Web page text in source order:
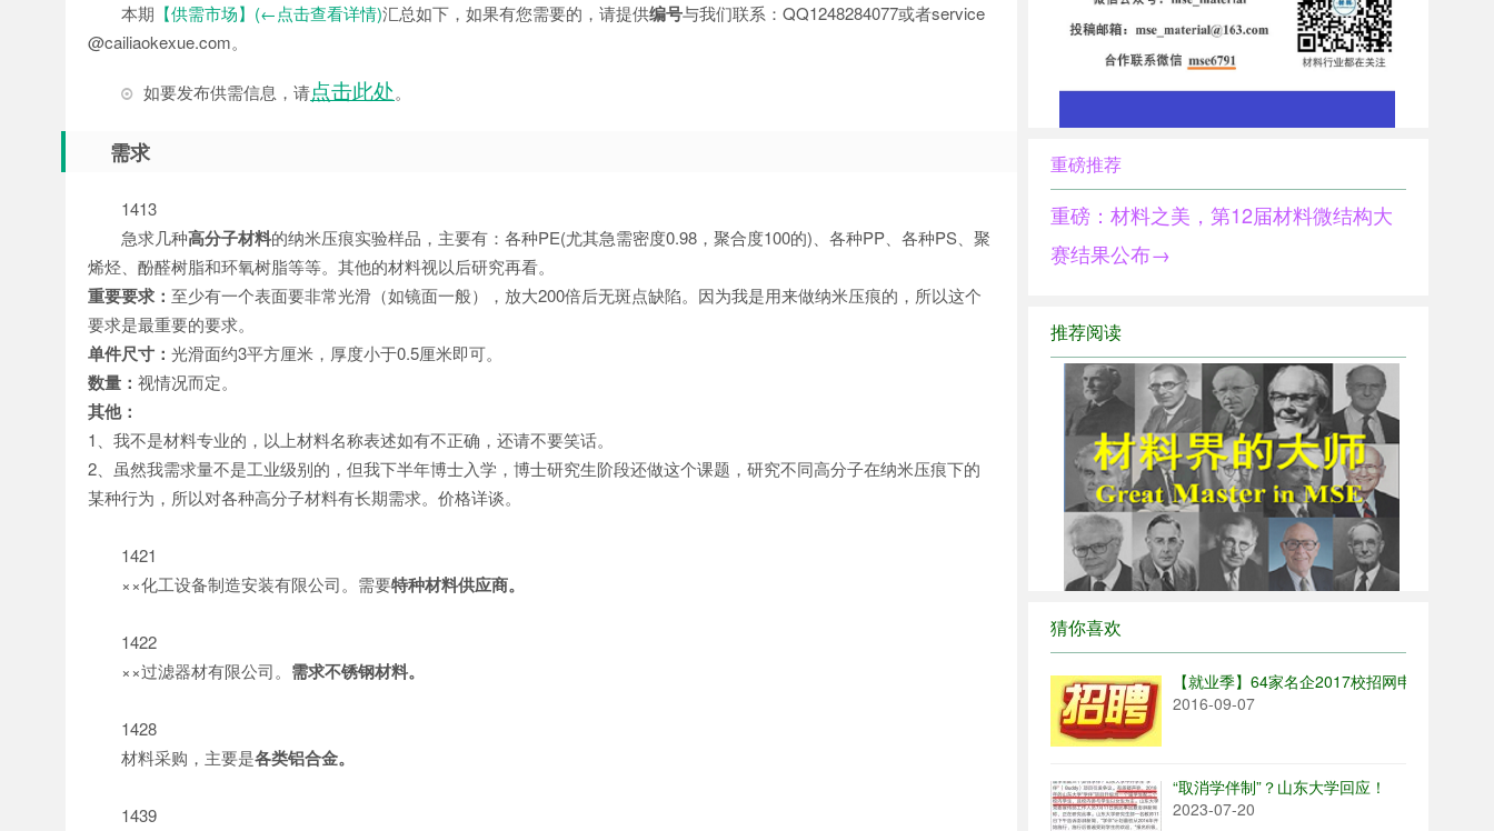
本期 【供需市场】(←点击查看详情)汇总如下，如果有您需要的，请提供编号与我们联系：QQ1248284077或者service
@cailiaokexue.com。
如要发布供需信息，请点击此处。
需求
1413
急求几种高分子材料的纳米压痕实验样品，主要有：各种PE(尤其急需密度0.98，聚合度100的)、各种PP、各种PS、聚
烯烃、酚醛树脂和环氧树脂等等。其他的材料视以后研究再看。
重要要求： 至少有一个表面要非常光滑（如镜面一般），放大200倍后无斑点缺陷。因为我是用来做纳米压痕的，所以这个
要求是最重要的要求。
单件尺寸： 光滑面约3平方厘米，厚度小于0.5厘米即可。
数量： 视情况而定。
其他：
1、我不是材料专业的，以上材料名称表述如有不正确，还请不要笑话。
2、虽然我需求量不是工业级别的，但我下半年博士入学，博士研究生阶段还做这个课题，研究不同高分子在纳米压痕下的
某种行为，所以对各种高分子材料有长期需求。价格详谈。
1421
××化工设备制造安装有限公司。需要特种材料供应商。
1422
××过滤器材有限公司。 需求不锈钢材料。
1428
材料采购，主要是各类铝合金。
1439
重磅推荐
重磅：材料之美，第12届材料微结构大
赛结果公布→
推荐阅读
猜你喜欢
【就业季】64家名企2017校招网申汇总
2016-09-07
“取消学伴制”？山东大学回应！
2023-07-20